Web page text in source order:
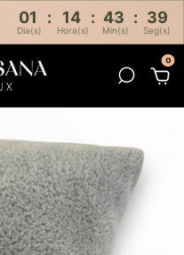
01 : 14 : 43 : 39
Dia(s) Hora(s) Min(s) Seg(s)
0